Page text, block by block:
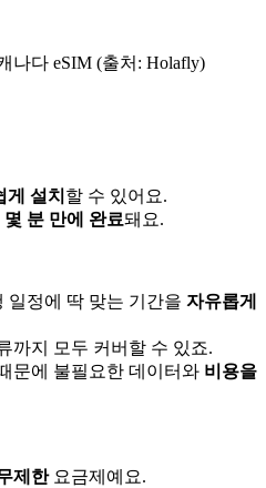
나다 eSIM (출처: Holafly)
게 설치 할 수 있어요.
몇 분 만에 완료돼요.
일정에 딱 맞는 기간을 자유롭게
까지 모두 커버할 수 있죠.
문에 불필요한 데이터와 비용을
제한요금제예요.